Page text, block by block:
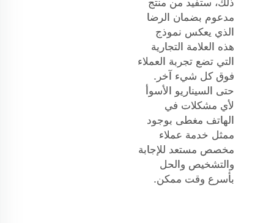
ذلك، ستفيد من منتج
مدعوم بضمان الرضا
الذي يعكس نموذج
هذه العلامة التجارية
التي تضع تجربة العملاء
فوق كل شيء آخر.
حتى السيناريو الأسوأ
لأي مشكلات في
الهاتف مغطى بوجود
ممثل خدمة عملاء
مخصص مستعد للإجابة
والتشخيص والحل
بأسرع وقت ممكن.